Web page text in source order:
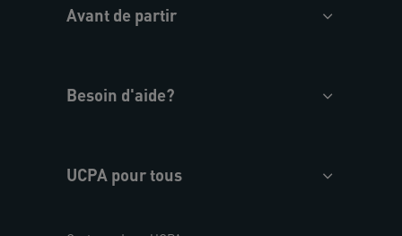
Avant de partir
Besoin d'aide?
UCPA pour tous